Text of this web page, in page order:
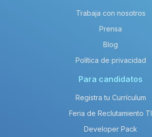
Trabaja con nosotros
Prensa
Blog
Política de privacidad
Para candidatos
Registra tu Currículum
Feria de Reclutamiento TI
Developer Pack